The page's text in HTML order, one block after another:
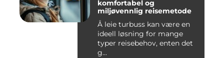
komfortabel og
miljøvennlig reisemetode
Å leie turbuss kan være en
ideell løsning for mange
typer reisebehov, enten det
g...